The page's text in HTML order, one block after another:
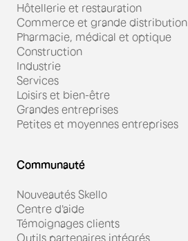
Hôtellerie et restauration
Commerce et grande distribution
Pharmacie, médical et optique
Construction
Industrie
Services
Loisirs et bien-être
Grandes entreprises
Petites et moyennes entreprises
Communauté
Nouveautés Skello
Centre d'aide
Témoignages clients
Outils partenaires intégrés